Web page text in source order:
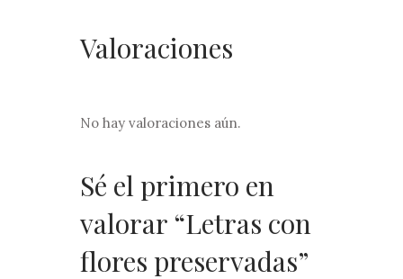
Valoraciones
No hay valoraciones aún.
Sé el primero en
valorar “Letras con
flores preservadas”